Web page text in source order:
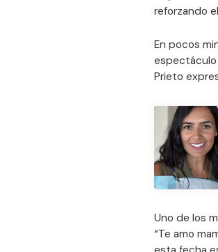
reforzando
En pocos
espectáculo
Prieto
Uno de los
“Te amo